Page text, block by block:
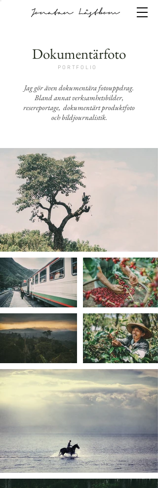
Dokumentärfoto
PORTFOLIO
Jag gör även dokumentära fotouppdrag.
Bland annat verksamhetsbilder,
resereportage, dokumentärt produktfoto
och bildjournalistik.